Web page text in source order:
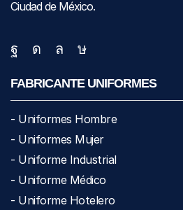
Ciudad de México.
FABRICANTE UNIFORMES
- Uniformes Hombre
- Uniformes Mujer
- Uniforme Industrial
- Uniforme Médico
- Uniforme Hotelero